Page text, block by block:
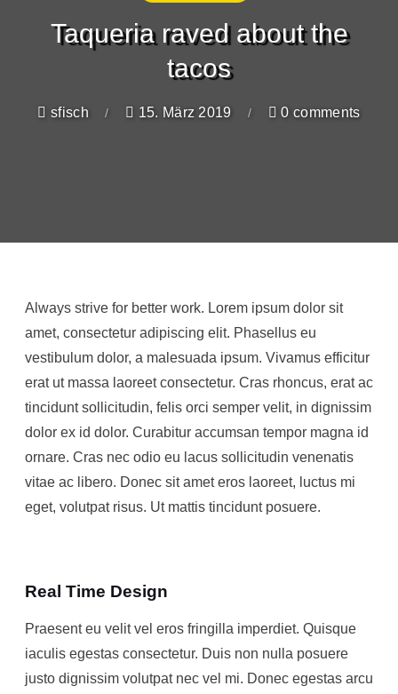
Taqueria raved about the
tacos
sfisch 15. März 2019 0 comments
Always strive for better work. Lorem ipsum dolor sit
amet, consectetur adipiscing elit. Phasellus eu
vestibulum dolor, a malesuada ipsum. Vivamus efficitur
erat ut massa laoreet consectetur. Cras rhoncus, erat ac
tincidunt sollicitudin, felis orci semper velit, in dignissim
dolor ex id dolor. Curabitur accumsan tempor magna id
ornare. Cras nec odio eu lacus sollicitudin venenatis
vitae ac libero. Donec sit amet eros laoreet, luctus mi
eget, volutpat risus. Ut mattis tincidunt posuere.
Real Time Design
Praesent eu velit vel eros fringilla imperdiet. Quisque
iaculis egestas consectetur. Duis non nulla posuere
justo dignissim volutpat nec vel mi. Donec egestas arcu